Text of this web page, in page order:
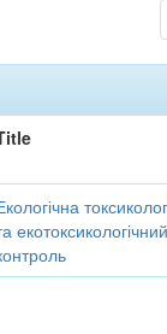
екотоксикологічний